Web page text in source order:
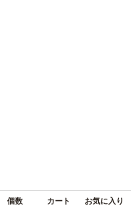
個数 カート お気に入り